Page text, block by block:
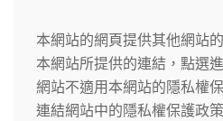
本網站的網頁提供其他網站
本網站所提供的連結，點選
網站不適用本網站的隱私權
連結網站中的隱私權保護政